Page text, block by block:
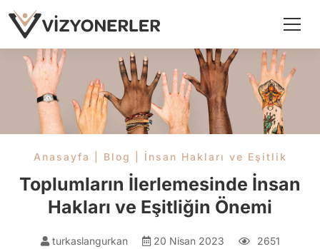
Anasayfa Blog İnsan Hakları ve Eşitlik
Toplumların İlerlemesinde İnsan
Hakları ve Eşitliğin Önemi
turkaslangurkan 20 Nisan 2023 2651